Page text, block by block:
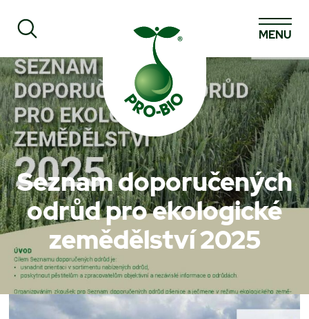
Prohledat PRO-BIO
MENU
Seznam doporučených
odrůd pro ekologické
zemědělství 2025